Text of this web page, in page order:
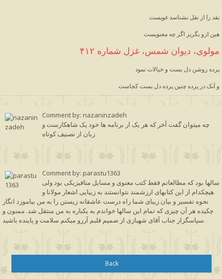
نقد را از نقل نشناسد غویست
هین ازو بگریز اگر چه معنویست
مولوی، دیوان شمس، غزل شماره ۴۱۲
پرده روشن دل بست و خیالات نمود
و آنک در پرده چنین پرده دل بست کجاست
Comment by: nazaninzadeh
چه میتوان گفت آخر که هر یک ار برنامه ها خود یک شاهکارست و
زبان از تصنیف کوتاه
Comment by: parastu1363
سالها بود که مطالعاتم فقط کتب معنوی و مسایل متافیزیکی بود ولی
هیچکدام از این کتابهای ارزشمند نتوانستند به زیبایی اشعار مولانا و
نحوه تفسیر و بیان زیبای شما راه درست عاشقانه زیستن را به من بیاموزد انگار
چکیده هر آن چیزی که تمام این سالها خواندم به یکباره به من منتقل شد. ممنون و
سپاسگزار جناب آقای شهبازی از صمیم قلبم آرزو میکنم سلامت و پاینده باشید.
Back